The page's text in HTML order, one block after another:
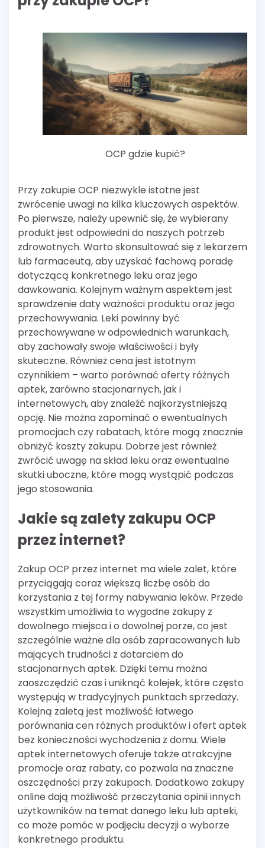
OCP gdzie kupić?
Przy zakupie OCP niezwykle istotne jest
zwrócenie uwagi na kilka kluczowych aspektów.
Po pierwsze, należy upewnić się, że wybierany
produkt jest odpowiedni do naszych potrzeb
zdrowotnych. Warto skonsultować się z lekarzem
lub farmaceutą, aby uzyskać fachową poradę
dotyczącą konkretnego leku oraz jego
dawkowania. Kolejnym ważnym aspektem jest
sprawdzenie daty ważności produktu oraz jego
przechowywania. Leki powinny być
przechowywane w odpowiednich warunkach,
aby zachowały swoje właściwości i były
skuteczne. Również cena jest istotnym
czynnikiem – warto porównać oferty różnych
aptek, zarówno stacjonarnych, jak i
internetowych, aby znaleźć najkorzystniejszą
opcję. Nie można zapominać o ewentualnych
promocjach czy rabatach, które mogą znacznie
obniżyć koszty zakupu. Dobrze jest również
zwrócić uwagę na skład leku oraz ewentualne
skutki uboczne, które mogą wystąpić podczas
jego stosowania.
Jakie są zalety zakupu OCP
przez internet?
Zakup OCP przez internet ma wiele zalet, które
przyciągają coraz większą liczbę osób do
korzystania z tej formy nabywania leków. Przede
wszystkim umożliwia to wygodne zakupy z
dowolnego miejsca i o dowolnej porze, co jest
szczególnie ważne dla osób zapracowanych lub
mających trudności z dotarciem do
stacjonarnych aptek. Dzięki temu można
zaoszczędzić czas i uniknąć kolejek, które często
występują w tradycyjnych punktach sprzedaży.
Kolejną zaletą jest możliwość łatwego
porównania cen różnych produktów i ofert aptek
bez konieczności wychodzenia z domu. Wiele
aptek internetowych oferuje także atrakcyjne
promocje oraz rabaty, co pozwala na znaczne
oszczędności przy zakupach. Dodatkowo zakupy
online dają możliwość przeczytania opinii innych
użytkowników na temat danego leku lub apteki,
co może pomóc w podjęciu decyzji o wyborze
konkretnego produktu.